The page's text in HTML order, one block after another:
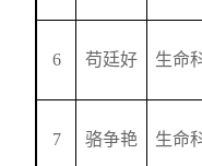
6 苟廷好 生命
7 骆争艳 生命